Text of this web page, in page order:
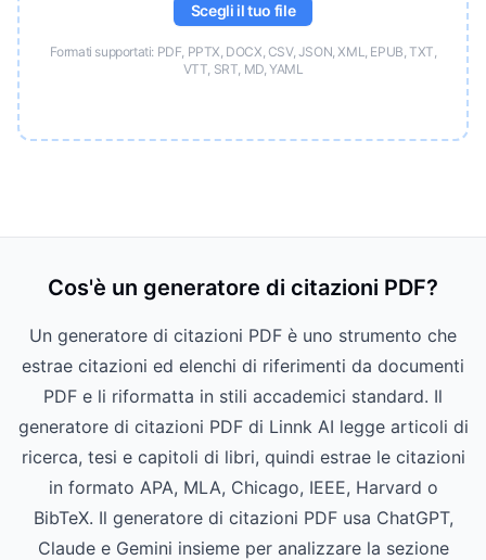
Scegli il tuo file
Formati supportati: PDF, PPTX, DOCX, CSV, JSON, XML, EPUB, TXT,
VTT, SRT, MD, YAML
Cos'è un generatore di citazioni PDF?
Un generatore di citazioni PDF è uno strumento che
estrae citazioni ed elenchi di riferimenti da documenti
PDF e li riformatta in stili accademici standard. Il
generatore di citazioni PDF di Linnk AI legge articoli di
ricerca, tesi e capitoli di libri, quindi estrae le citazioni
in formato APA, MLA, Chicago, IEEE, Harvard o
BibTeX. Il generatore di citazioni PDF usa ChatGPT,
Claude e Gemini insieme per analizzare la sezione